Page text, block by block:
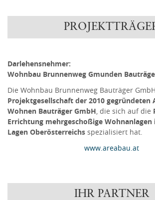
Darlehensnehmer:
Wohnbau Brunnenweg Gmunden
Die Wohnbau Brunnenweg Bauträger
Projektgesellschaft der 2010 gegründeten
Wohnen Bauträger GmbH, die sich auf die
Errichtung mehrgeschoßige
Lagen Oberösterreichs spezialisiert hat.
www.areabau.at
IHR PARTNER